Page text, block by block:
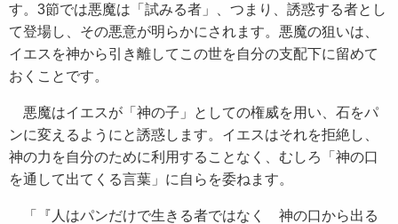
す。3節では悪魔は「試みる者」、つまり、誘惑する者とし
て登場し、その悪意が明らかにされます。悪魔の狙いは、
イエスを神から引き離してこの世を自分の支配下に留めて
おくことです。
悪魔はイエスが「神の子」としての権威を用い、石をパ
ンに変えるようにと誘惑します。イエスはそれを拒絶し、
神の力を自分のために利用することなく、むしろ「神の口
を通して出てくる言葉」に自らを委ねます。
「『人はパンだけで生きる者ではなく 神の口から出る